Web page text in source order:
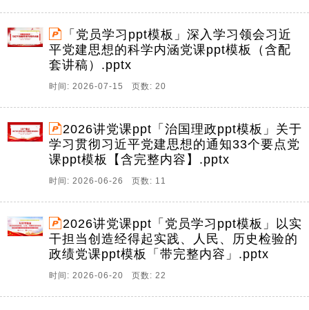
「党员学习ppt模板」深入学习领会习近
平党建思想的科学内涵党课ppt模板（含配
套讲稿）.pptx
时间: 2026-07-15 页数: 20
2026讲党课ppt「治国理政ppt模板」关于
学习贯彻习近平党建思想的通知33个要点党
课ppt模板【含完整内容】.pptx
时间: 2026-06-26 页数: 11
2026讲党课ppt「党员学习ppt模板」以实
干担当创造经得起实践、人民、历史检验的
政绩党课ppt模板「带完整内容」.pptx
时间: 2026-06-20 页数: 22